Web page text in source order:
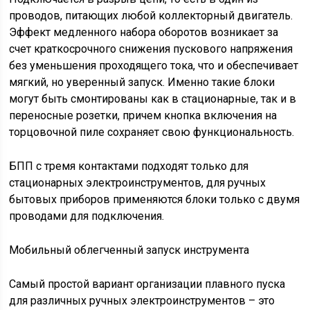
проводов, питающих любой коллекторный двигатель.
Эффект медленного набора оборотов возникает за
счет краткосрочного снижения пускового напряжения
без уменьшения проходящего тока, что и обеспечивает
мягкий, но уверенный запуск. Именно такие блоки
могут быть смонтированы как в стационарные, так и в
переносные розетки, причем кнопка включения на
торцовочной пиле сохраняет свою функциональность.
БПП с тремя контактами подходят только для
стационарных электроинструментов, для ручных
бытовых приборов применяются блоки только с двумя
проводами для подключения.
Мобильный облегченный запуск инструмента
Самый простой вариант организации плавного пуска
для различных ручных электроинструментов – это